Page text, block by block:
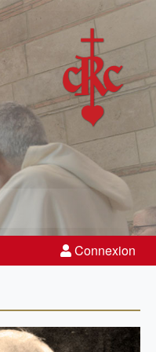
Connexion